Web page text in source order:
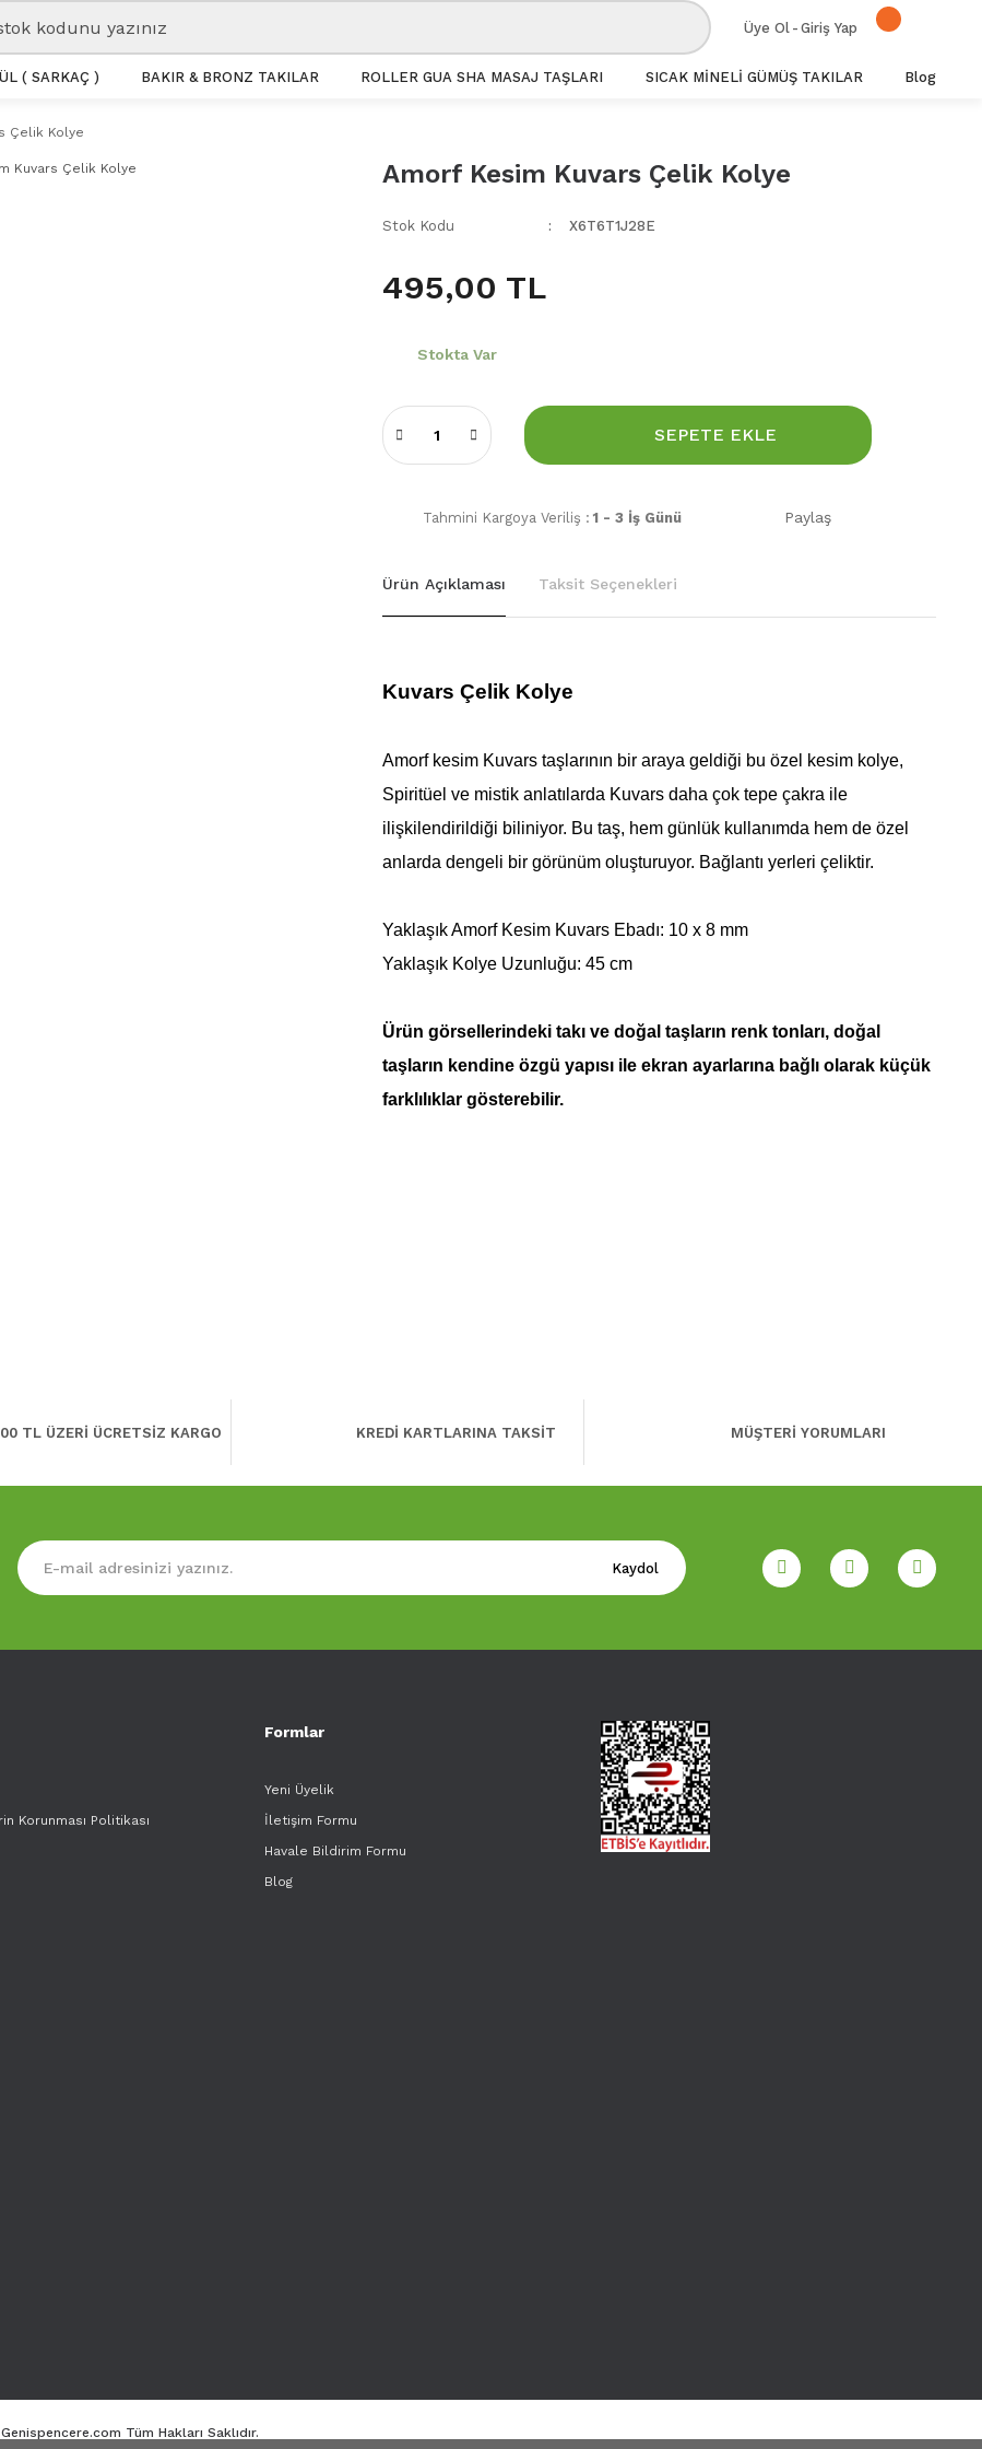
Üye Ol - Giriş Yap
( SARKAÇ ) BAKIR & BRONZ TAKILAR ROLLER GUA SHA MASAJ TAŞLARI SICAK MİNELİ GÜMÜŞ TAKILAR Blog
Çelik Kolye
Amorf Kesim Kuvars Çelik Kolye
Stok Kodu X6T6T1J28E
495,00 TL
Stokta Var
SEPETE EKLE
Tahmini Kargoya Veriliş : 1 - 3 İş Günü Paylaş
Ürün Açıklaması Taksit Seçenekleri
Kuvars Çelik Kolye
Amorf kesim Kuvars taşlarının bir araya geldiği bu özel kesim kolye,
Spiritüel ve mistik anlatılarda Kuvars daha çok tepe çakra ile
ilişkilendirildiği biliniyor. Bu taş, hem günlük kullanımda hem de özel
anlarda dengeli bir görünüm oluşturuyor. Bağlantı yerleri çeliktir.
Yaklaşık Amorf Kesim Kuvars Ebadı: 10 x 8 mm
Yaklaşık Kolye Uzunluğu: 45 cm
Ürün görsellerindeki takı ve doğal taşların renk tonları, doğal
taşların kendine özgü yapısı ile ekran ayarlarına bağlı olarak küçük
farklılıklar gösterebilir.
TL ÜZERİ ÜCRETSİZ KARGO KREDİ KARTLARINA TAKSİT MÜŞTERİ YORUMLARI
Kaydol
Korunması Politikası
Formlar
Yeni Üyelik
İletişim Formu
Havale Bildirim Formu
Blog
Tüm Hakları Saklıdır.